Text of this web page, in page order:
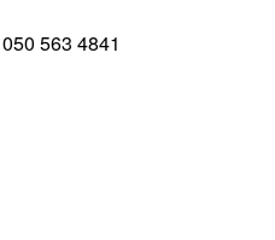
563 4841